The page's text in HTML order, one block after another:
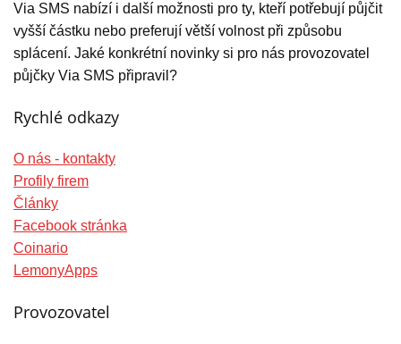
Via SMS nabízí i další možnosti pro ty, kteří potřebují půjčit
vyšší částku nebo preferují větší volnost při způsobu
splácení. Jaké konkrétní novinky si pro nás provozovatel
půjčky Via SMS připravil?
Rychlé odkazy
O nás - kontakty
Profily firem
Články
Facebook stránka
Coinario
LemonyApps
Provozovatel